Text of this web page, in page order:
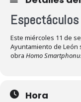
Este miércoles 11 de
Ayuntamiento de León
obra Homo
Hora